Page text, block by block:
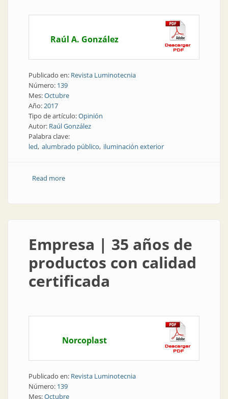
Raúl A. González
Publicado en: Revista Luminotecnia
Número: 139
Mes:Octubre
Año:2017
Tipo de artículo:Opinión
Autor: Raúl González
Palabra clave:
led alumbrado público iluminación exterior
Read moreabout Opinión | Recambio y seguridad
Empresa | 35 años de
productos con calidad
certificada
Norcoplast
Publicado en: Revista Luminotecnia
Número: 139
Mes:Octubre